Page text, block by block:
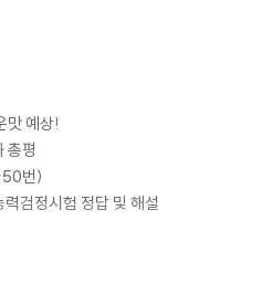
맛 예상!
총평
번)
검정시험 정답 및 해설